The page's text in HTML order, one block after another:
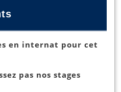
en internat pour cet
pas nos stages